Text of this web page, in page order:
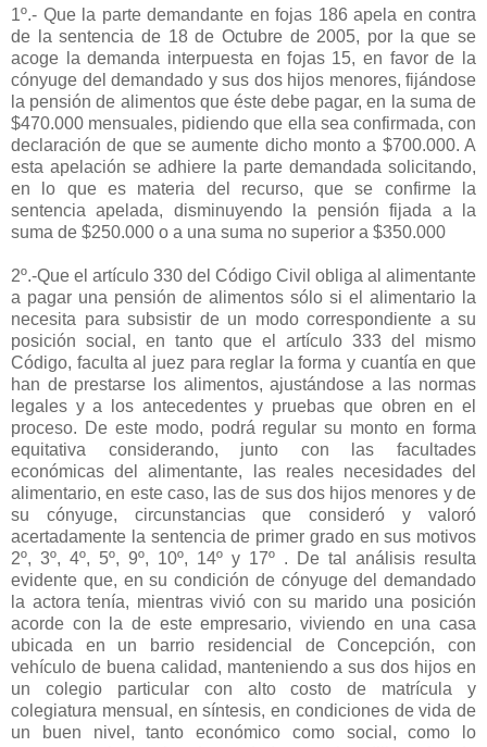
1º.- Que la parte demandante en fojas 186 apela en contra
de la sentencia de 18 de Octubre de 2005, por la que se
acoge la demanda interpuesta en fojas 15, en favor de la
cónyuge del demandado y sus dos hijos menores, fijándose
la pensión de alimentos que éste debe pagar, en la suma de
$470.000 mensuales, pidiendo que ella sea confirmada, con
declaración de que se aumente dicho monto a $700.000. A
esta apelación se adhiere la parte demandada solicitando,
en lo que es materia del recurso, que se confirme la
sentencia apelada, disminuyendo la pensión fijada a la
suma de $250.000 o a una suma no superior a $350.000
2º.-Que el artículo 330 del Código Civil obliga al alimentante
a pagar una pensión de alimentos sólo si el alimentario la
necesita para subsistir de un modo correspondiente a su
posición social, en tanto que el artículo 333 del mismo
Código, faculta al juez para reglar la forma y cuantía en que
han de prestarse los alimentos, ajustándose a las normas
legales y a los antecedentes y pruebas que obren en el
proceso. De este modo, podrá regular su monto en forma
equitativa considerando, junto con las facultades
económicas del alimentante, las reales necesidades del
alimentario, en este caso, las de sus dos hijos menores y de
su cónyuge, circunstancias que consideró y valoró
acertadamente la sentencia de primer grado en sus motivos
2º, 3º, 4º, 5º, 9º, 10º, 14º y 17º . De tal análisis resulta
evidente que, en su condición de cónyuge del demandado
la actora tenía, mientras vivió con su marido una posición
acorde con la de este empresario, viviendo en una casa
ubicada en un barrio residencial de Concepción, con
vehículo de buena calidad, manteniendo a sus dos hijos en
un colegio particular con alto costo de matrícula y
colegiatura mensual, en síntesis, en condiciones de vida de
un buen nivel, tanto económico como social, como lo